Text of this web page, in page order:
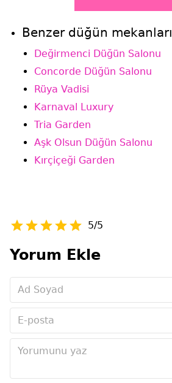
Benzer düğün mekanları
Değirmenci Düğün Salonu
Concorde Düğün Salonu
Rüya Vadisi
Karnaval Luxury
Tria Garden
Aşk Olsun Düğün Salonu
Kırçiçeği Garden
5/5
Yorum Ekle